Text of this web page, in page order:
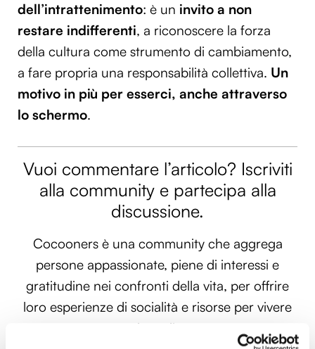
dell’intrattenimento: è un invito a non
restare indifferenti, a riconoscere la forza
della cultura come strumento di cambiamento,
a fare propria una responsabilità collettiva. Un
motivo in più per esserci, anche attraverso
lo schermo.
Vuoi commentare l’articolo? Iscriviti
alla community e partecipa alla
discussione.
Cocooners è una community che aggrega
persone appassionate, piene di interessi e
gratitudine nei confronti della vita, per offrire
loro esperienze di socialità e risorse per vivere
al meglio.